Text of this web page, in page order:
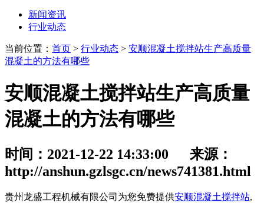
新闻资讯
行业动态
当前位置： 首页 > 行业动态 > 安顺混凝土搅拌站生产高质量
混凝土的方法有哪些
安顺混凝土搅拌站生产高质量
混凝土的方法有哪些
时间：2021-12-22 14:33:00 来源：
http://anshun.gzlsgc.cn/news741381.html
贵州龙盛工程机械有限公司为您免费提供安顺混凝土搅拌站,